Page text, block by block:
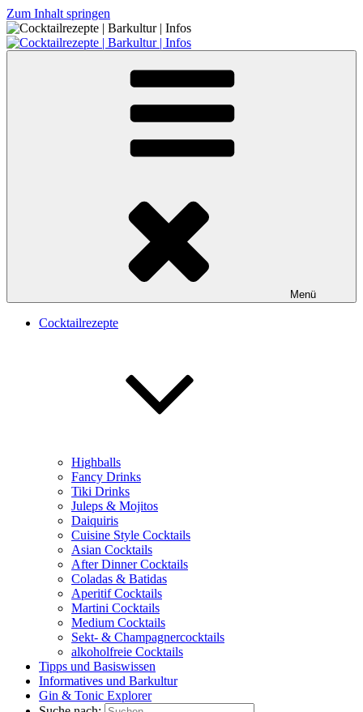
Zum Inhalt springen
Cocktailrezepte | Barkultur | Infos
Menü
Cocktailrezepte
Highballs
Fancy Drinks
Tiki Drinks
Juleps & Mojitos
Daiquiris
Cuisine Style Cocktails
Asian Cocktails
After Dinner Cocktails
Coladas & Batidas
Aperitif Cocktails
Martini Cocktails
Medium Cocktails
Sekt- & Champagnercocktails
alkoholfreie Cocktails
Tipps und Basiswissen
Informatives und Barkultur
Gin & Tonic Explorer